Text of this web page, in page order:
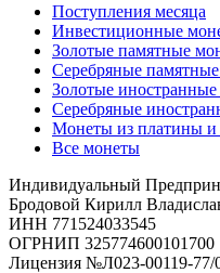
Поступления месяца
Инвестиционные
Золотые памятные
Серебряные
Золотые
Серебряные
Монеты из платины и
Все монеты
Индивидуальный
Бродовой Кирилл
ИНН 771524033545
ОГРНИП 325774600101700
Лицензия №Л023-00119-77/